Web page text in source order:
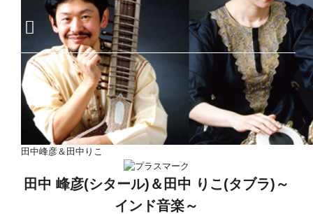
田中峰彦＆田中りこ
田中 峰彦(シタール)＆田中 りこ(タブラ) ～
インド音楽～